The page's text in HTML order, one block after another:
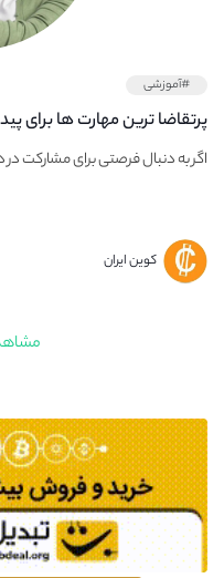
#آموزشی
پرتقاضا ترین مهارت ها برای
اگر به دنبال فرصتی برای مشارکت
کوین ایران